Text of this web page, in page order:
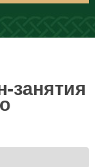
занятия